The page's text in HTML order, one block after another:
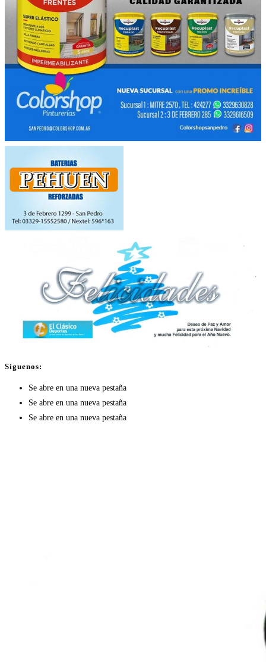
Síguenos:
Se abre en una nueva pestaña
Se abre en una nueva pestaña
Se abre en una nueva pestaña